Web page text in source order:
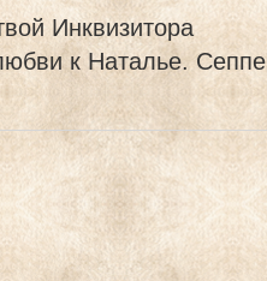
Инквизитора
к Наталье. Сеппе